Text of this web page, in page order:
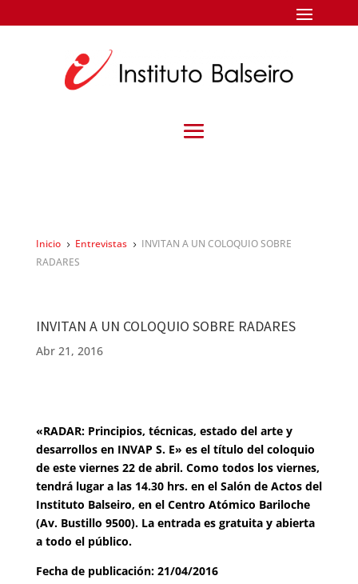
Inicio 5 Entrevistas 5
INVITAN A UN COLOQUIO SOBRE
RADARES
INVITAN A UN COLOQUIO SOBRE RADARES
Abr 21, 2016
«RADAR: Principios, técnicas, estado del arte y
desarrollos en INVAP S. E» es el título del coloquio
de este viernes 22 de abril. Como todos los viernes,
tendrá lugar a las 14.30 hrs. en el Salón de Actos del
Instituto Balseiro, en el Centro Atómico Bariloche
(Av. Bustillo 9500). La entrada es gratuita y abierta
a todo el público.
Fecha de publicación: 21/04/2016